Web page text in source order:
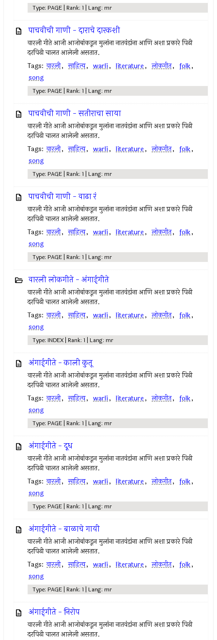
Type: PAGE | Rank: 1 | Lang: mr
पाचवीची गाणी - दाराचे दारकशी
वारली गीते आजी आजोबांकडून मुलांना नातवंडांना आणि अशा प्रकारे पिढी
दरपिढी चालत आलेली असतात.
Tags: वारली, साहित्य, warli, literature, लोकगीत, folk,
song
Type: PAGE | Rank: 1 | Lang: mr
पाचवीची गाणी - सतीराचा साया
वारली गीते आजी आजोबांकडून मुलांना नातवंडांना आणि अशा प्रकारे पिढी
दरपिढी चालत आलेली असतात.
Tags: वारली, साहित्य, warli, literature, लोकगीत, folk,
song
Type: PAGE | Rank: 1 | Lang: mr
पाचवीची गाणी - वाढा रं
वारली गीते आजी आजोबांकडून मुलांना नातवंडांना आणि अशा प्रकारे पिढी
दरपिढी चालत आलेली असतात.
Tags: वारली, साहित्य, warli, literature, लोकगीत, folk,
song
Type: PAGE | Rank: 1 | Lang: mr
वारली लोकगीते - अंगाईगीते
वारली गीते आजी आजोबांकडून मुलांना नातवंडांना आणि अशा प्रकारे पिढी
दरपिढी चालत आलेली असतात.
Tags: वारली, साहित्य, warli, literature, लोकगीत, folk,
song
Type: INDEX | Rank: 1 | Lang: mr
अंगाईगीते - काली कुतू
वारली गीते आजी आजोबांकडून मुलांना नातवंडांना आणि अशा प्रकारे पिढी
दरपिढी चालत आलेली असतात.
Tags: वारली, साहित्य, warli, literature, लोकगीत, folk,
song
Type: PAGE | Rank: 1 | Lang: mr
अंगाईगीते - दूध
वारली गीते आजी आजोबांकडून मुलांना नातवंडांना आणि अशा प्रकारे पिढी
दरपिढी चालत आलेली असतात.
Tags: वारली, साहित्य, warli, literature, लोकगीत, folk,
song
Type: PAGE | Rank: 1 | Lang: mr
अंगाईगीते - बाळाचे गायी
वारली गीते आजी आजोबांकडून मुलांना नातवंडांना आणि अशा प्रकारे पिढी
दरपिढी चालत आलेली असतात.
Tags: वारली, साहित्य, warli, literature, लोकगीत, folk,
song
Type: PAGE | Rank: 1 | Lang: mr
अंगाईगीते - निरोप
वारली गीते आजी आजोबांकडून मुलांना नातवंडांना आणि अशा प्रकारे पिढी
दरपिढी चालत आलेली असतात.